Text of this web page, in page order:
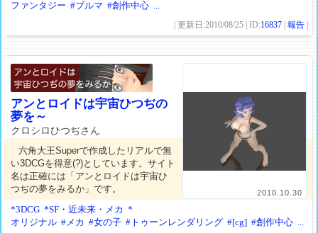
ファンタジー #ブルマ #創作中心 ...
| 更新日:2010/08/25 | ID:16837 |報告
2010.10.30
アンとロイドは宇宙ひつぢの
夢を～
クロシロひつぢさん
六角大王Superで作成したリアルで無
い3DCGを得意(?)としています。サイト
名は正確には「アンとロイドは宇宙ひ
つぢの夢をみるか」です。
*3DCG *SF・近未来・メカ *
オリジナル #メカ #女の子 #トゥーンレンダリング #[cg] #創作中心 ...